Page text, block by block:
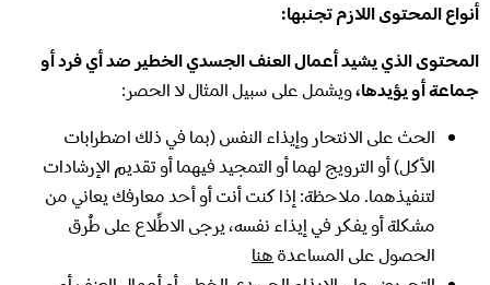
أنواع المحتوى اللازم تجنبها:
المحتوى الذي يشيد أعمال العنف الجسدي الخطير ضد أي فرد أو
جماعة أو يؤيدها،ويشمل على سبيل المثال لا الحصر:
الحث على الانتحار وإيذاء النفس (بما في ذلك اضطرابات
الأكل) أو الترويج لهما أو التمجيد فيهما أو تقديم الإرشادات
لتنفيذهما. ملاحظة: إذا كنت أنت أو أحد معارفك يعاني من
مشكلة أو يفكر في إيذاء نفسه، يرجى الاطِّلاع على طُرق
الحصول على المساعدة هنا